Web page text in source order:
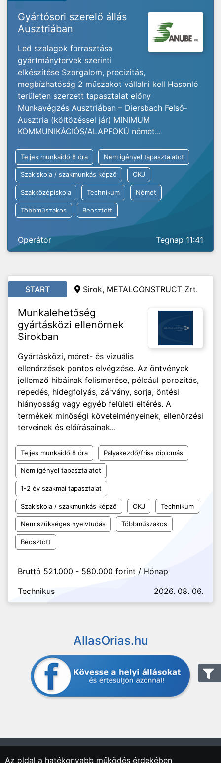
Gyártósori szerelő állás
Ausztriában
Led szalagok forrasztása
gyártmánytervek szerinti
elkészítése Szorgalom, precizitás,
megbízhatóság 2 műszakot vállalni kell Hasonló
területen szerzett tapasztalat előny
Munkavégzés Ausztriában – Diersbach Felső-
Ausztria (költözéssel jár) MINIMUM
KOMMUNIKÁCIÓS/ALAPFOKÚ német...
Teljes munkaidő 8 óra Nem igényel tapasztalatot
Szakiskola / szakmunkás képző OKJ
Szakközépiskola Technikum Német
Többműszakos Beosztott
Operátor Tegnap 11:41
START Sirok, METALCONSTRUCT Zrt.
Munkalehetőség
gyártásközi ellenőrnek
Sirokban
Gyártásközi, méret- és vizuális
ellenőrzések pontos elvégzése. Az öntvények
jellemző hibáinak felismerése, például porozitás,
repedés, hidegfolyás, zárvány, sorja, öntési
hiányosság vagy egyéb felületi eltérés. A
termékek minőségi követelményeinek, ellenőrzési
terveinek és előírásainak...
Teljes munkaidő 8 óra Pályakezdő/friss diplomás
Nem igényel tapasztalatot
1-2 év szakmai tapasztalat
Szakiskola / szakmunkás képző OKJ Technikum
Nem szükséges nyelvtudás Többműszakos
Beosztott
Bruttó 521.000 - 580.000 forint / Hónap
Technikus
2026. 08. 06.
AllasOrias.hu
Az oldal a hatékonyabb működés érdekében